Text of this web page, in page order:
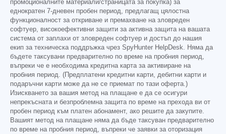
промоционалните материали/страницата за покупка) за
еднократен 7-дневен пробен период, предлагащ цялостна
функционалност за откриване и премахване на зловреден
софтуер, високоефективни защити за активна защита на вашата
система от заплахи от зловреден софтуер и достъп до нашия
екип за техническа поддръжка чрез SpyHunter HelpDesk. Няма да
бъдете таксувани предварително по време на пробния период,
въпреки че е необходима кредитна карта за активиране на
пробния период. (Предплатени кредитни карти, дебитни карти и
подаръчни карти може да не се приемат по тази оферта.)
Изискването за вашия метод на плащане е да се осигури
непрекъсната и безпроблемна защита по време на прехода ви от
пробен период към платен абонамент, ако решите да закупите.
Вашият метод на плащане няма да бъде таксуван предварително
по време на пробния период, въпреки че заявки за оторизация